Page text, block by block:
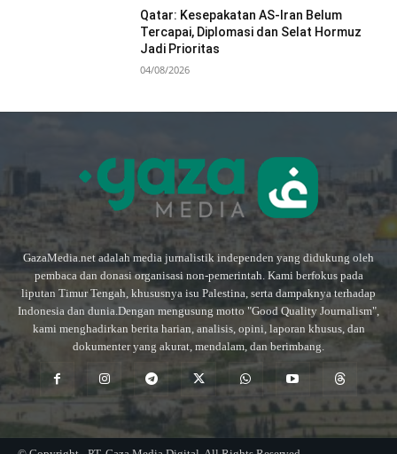
Qatar: Kesepakatan AS-Iran Belum
Tercapai, Diplomasi dan Selat Hormuz
Jadi Prioritas
04/08/2026
GazaMedia.net adalah media jurnalistik independen yang didukung oleh
pembaca dan donasi organisasi non-pemerintah. Kami berfokus pada
liputan Timur Tengah, khususnya isu Palestina, serta dampaknya terhadap
Indonesia dan dunia.Dengan mengusung motto "Good Quality Journalism",
kami menghadirkan berita harian, analisis, opini, laporan khusus, dan
dokumenter yang akurat, mendalam, dan berimbang.